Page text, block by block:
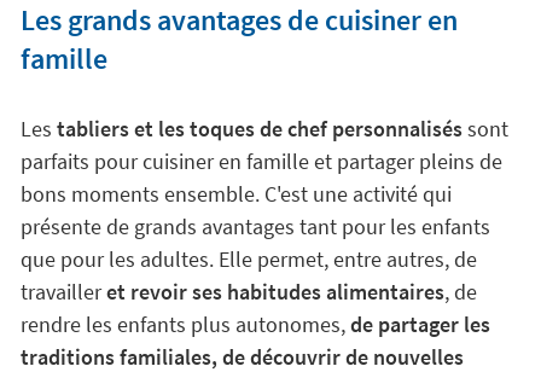
Les grands avantages de cuisiner en
famille
Les tabliers et les toques de chef personnaliséssont
parfaits pour cuisiner en famille et partager pleins de
bons moments ensemble. C'est une activité qui
présente de grands avantages tant pour les enfants
que pour les adultes. Elle permet, entre autres, de
travailleret revoir ses habitudes alimentaires, de
rendre les enfants plus autonomes,de partager les
traditions familiales, de découvrir de nouvelles